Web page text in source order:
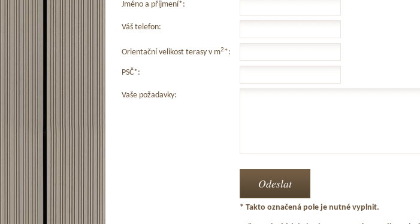
Jméno a příjmení*:
Váš telefon:
Orientační velikost terasy v m2*:
PSČ*:
Vaše požadavky:
* Takto označená pole je nutné vyplnit.